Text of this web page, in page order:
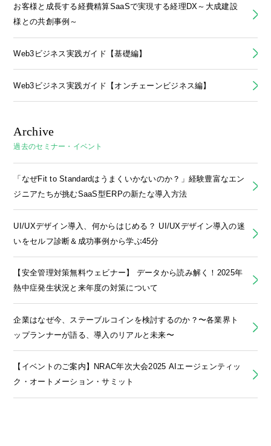
お客様と成長する経費精算SaaSで実現する経理DX～大成建設
様との共創事例～
Web3ビジネス実践ガイド【基礎編】
Web3ビジネス実践ガイド【オンチェーンビジネス編】
Archive
過去のセミナー・イベント
「なぜFit to Standardはうまくいかないのか？」経験豊富なエン
ジニアたちが挑むSaaS型ERPの新たな導入方法
UI/UXデザイン導入、何からはじめる？ UI/UXデザイン導入の迷
いをセルフ診断＆成功事例から学ぶ45分
【安全管理対策無料ウェビナー】 データから読み解く！2025年
熱中症発生状況と来年度の対策について
企業はなぜ今、ステーブルコインを検討するのか？〜各業界ト
ップランナーが語る、導入のリアルと未来〜
【イベントのご案内】NRAC年次大会2025 AIエージェンティッ
ク・オートメーション・サミット